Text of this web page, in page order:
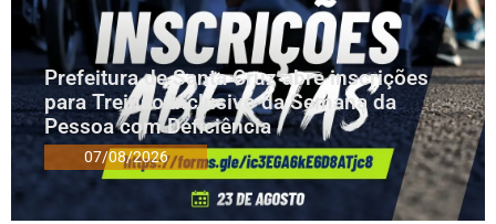
Prefeitura de Santa Cruz abre inscrições
para Treinão Inclusivo da Semana da
Pessoa com Deficiência
07/08/2026